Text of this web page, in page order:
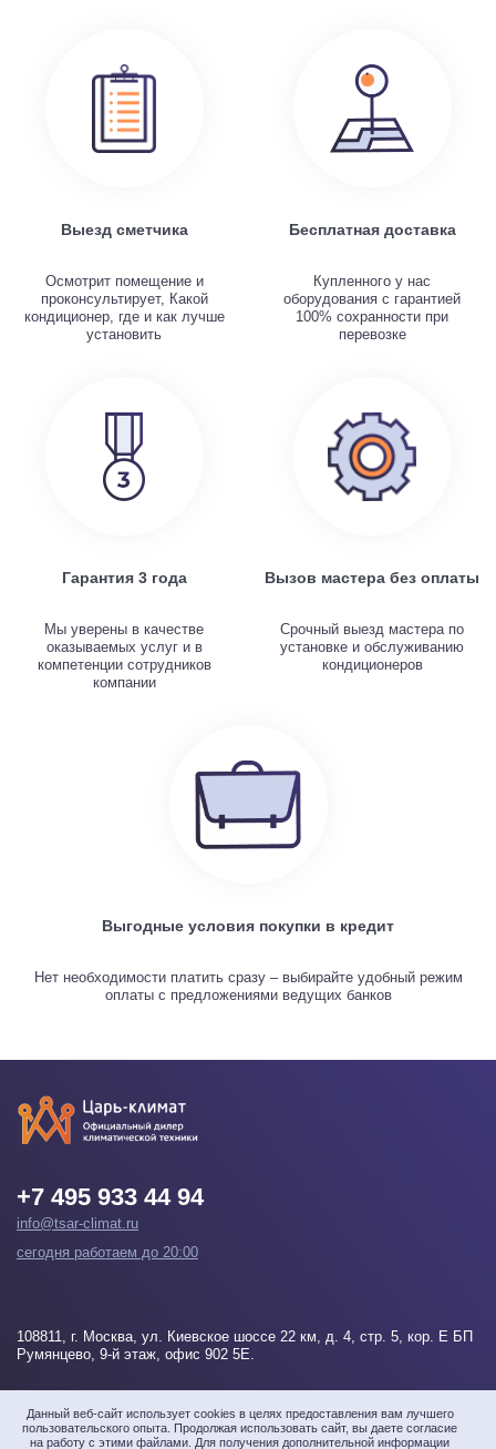
Данный веб-сайт использует cookies в целях предоставления вам лучшего
пользовательского опыта. Продолжая использовать сайт, вы даете согласие
на работу с этими файлами. Для получения дополнительной информации
Выезд сметчика
Осмотрит помещение и
проконсультирует, Какой
кондиционер, где и как лучше
установить
Бесплатная доставка
Купленного у нас
оборудования с гарантией
100% сохранности при
перевозке
Гарантия 3 года
Мы уверены в качестве
оказываемых услуг и в
компетенции сотрудников
компании
Вызов мастера без оплаты
Срочный выезд мастера по
установке и обслуживанию
кондиционеров
Выгодные условия покупки в кредит
Нет необходимости платить сразу – выбирайте удобный режим
оплаты с предложениями ведущих банков
+7 495 933 44 94
info@tsar-climat.ru
сегодня работаем до 20:00
108811, г. Москва, ул. Киевское шоссе 22 км, д. 4, стр. 5, кор. Е БП
Румянцево, 9-й этаж, офис 902 5Е.
Напишите нам